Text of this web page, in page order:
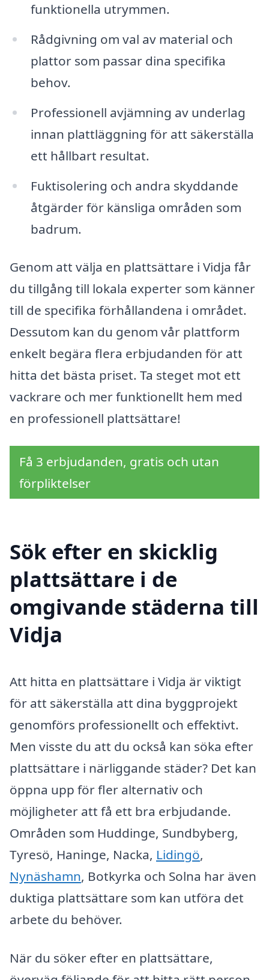
funktionella utrymmen.
Rådgivning om val av material och
plattor som passar dina specifika
behov.
Professionell avjämning av underlag
innan plattläggning för att säkerställa
ett hållbart resultat.
Fuktisolering och andra skyddande
åtgärder för känsliga områden som
badrum.
Genom att välja en plattsättare i Vidja får
du tillgång till lokala experter som känner
till de specifika förhållandena i området.
Dessutom kan du genom vår plattform
enkelt begära flera erbjudanden för att
hitta det bästa priset. Ta steget mot ett
vackrare och mer funktionellt hem med
en professionell plattsättare!
Få 3 erbjudanden, gratis och utan
förpliktelser
Sök efter en skicklig
plattsättare i de
omgivande städerna till
Vidja
Att hitta en plattsättare i Vidja är viktigt
för att säkerställa att dina byggprojekt
genomförs professionellt och effektivt.
Men visste du att du också kan söka efter
plattsättare i närliggande städer? Det kan
öppna upp för fler alternativ och
möjligheter att få ett bra erbjudande.
Områden som Huddinge, Sundbyberg,
Tyresö, Haninge, Nacka, Lidingö,
Nynäshamn, Botkyrka och Solna har även
duktiga plattsättare som kan utföra det
arbete du behöver.
När du söker efter en plattsättare,